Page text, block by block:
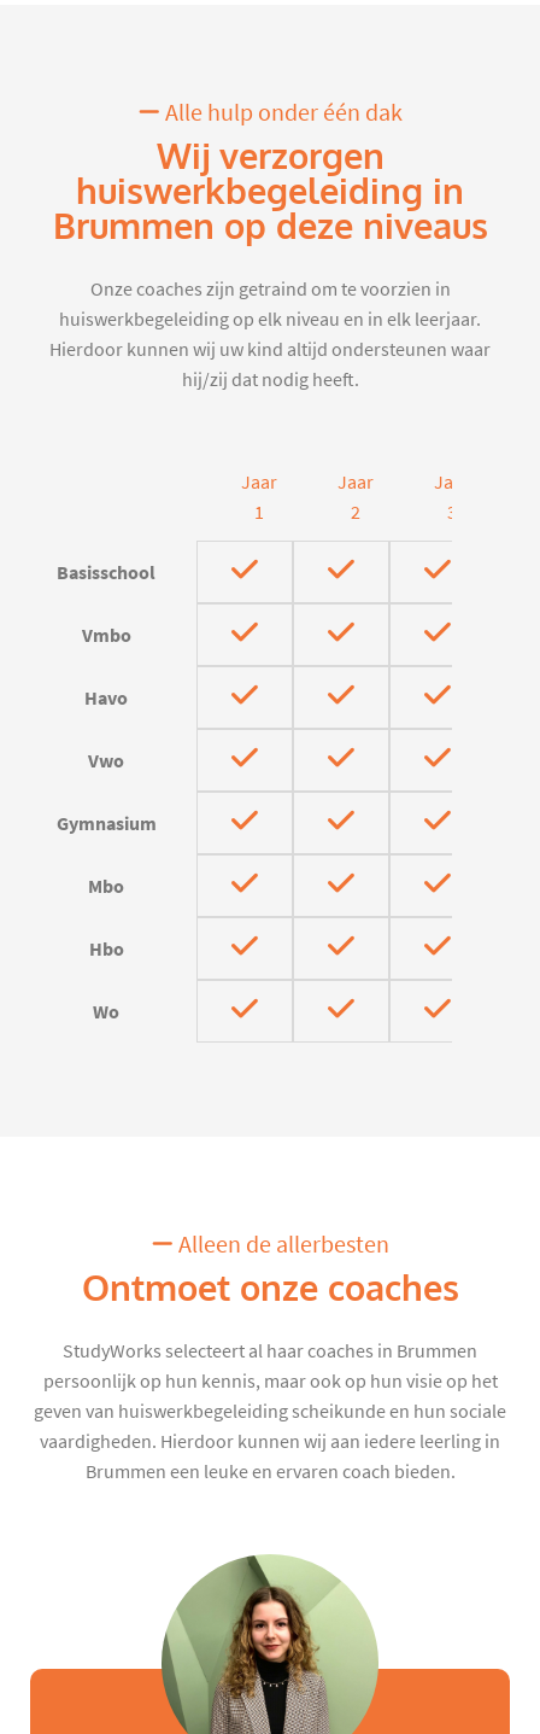
Alle hulp onder één dak
Wij verzorgen
huiswerkbegeleiding in
Brummen op deze niveaus
Onze coaches zijn getraind om te voorzien in
huiswerkbegeleiding op elk niveau en in elk leerjaar.
Hierdoor kunnen wij uw kind altijd ondersteunen waar
hij/zij dat nodig heeft.
Jaar
1
Jaar
2
Jaar
3
Basisschool
Vmbo
Havo
Vwo
Gymnasium
Mbo
Hbo
Wo
Alleen de allerbesten
Ontmoet onze coaches
StudyWorks selecteert al haar coaches in Brummen
persoonlijk op hun kennis, maar ook op hun visie op het
geven van huiswerkbegeleiding scheikunde en hun sociale
vaardigheden. Hierdoor kunnen wij aan iedere leerling in
Brummen een leuke en ervaren coach bieden.